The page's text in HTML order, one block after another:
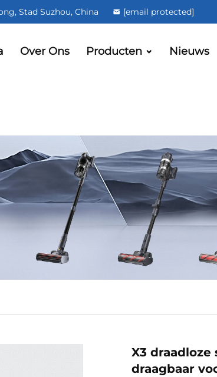
Stad Suzhou, China [email protected]
Over Ons Producten Nieuws
X3
draagbaar